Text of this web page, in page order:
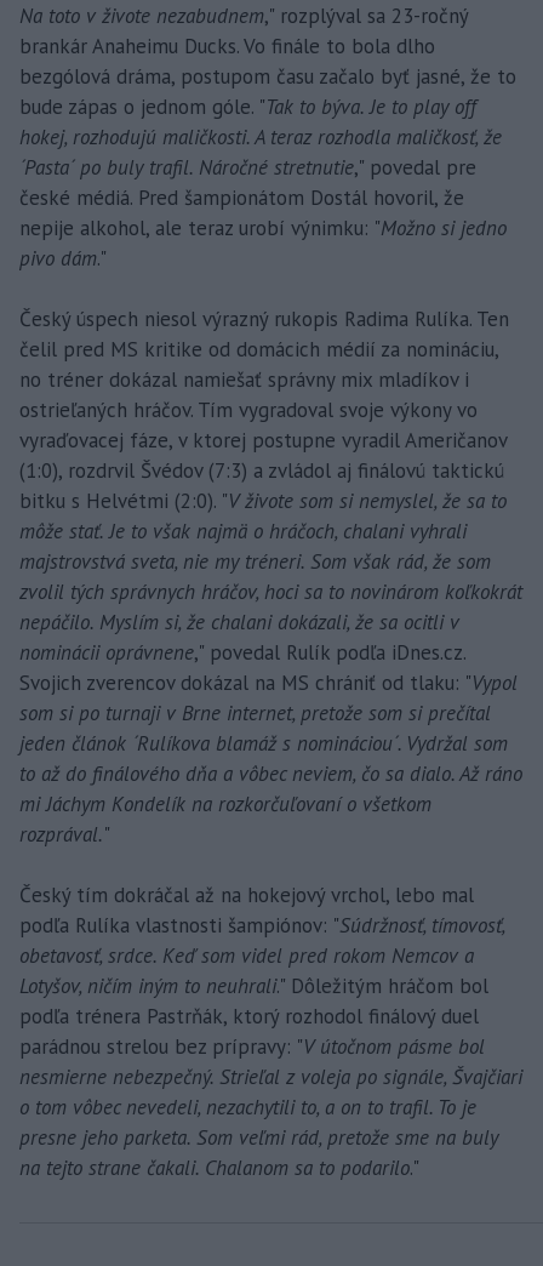
Na toto v živote nezabudnem," rozplýval sa 23-ročný
brankár Anaheimu Ducks. Vo finále to bola dlho
bezgólová dráma, postupom času začalo byť jasné, že to
bude zápas o jednom góle. "Tak to býva. Je to play off
hokej, rozhodujú maličkosti. A teraz rozhodla maličkosť, že
´Pasta´ po buly trafil. Náročné stretnutie," povedal pre
české médiá. Pred šampionátom Dostál hovoril, že
nepije alkohol, ale teraz urobí výnimku: "Možno si jedno
pivo dám."
Český úspech niesol výrazný rukopis Radima Rulíka. Ten
čelil pred MS kritike od domácich médií za nomináciu,
no tréner dokázal namiešať správny mix mladíkov i
ostrieľaných hráčov. Tím vygradoval svoje výkony vo
vyraďovacej fáze, v ktorej postupne vyradil Američanov
(1:0), rozdrvil Švédov (7:3) a zvládol aj finálovú taktickú
bitku s Helvétmi (2:0). "V živote som si nemyslel, že sa to
môže stať. Je to však najmä o hráčoch, chalani vyhrali
majstrovstvá sveta, nie my tréneri. Som však rád, že som
zvolil tých správnych hráčov, hoci sa to novinárom koľkokrát
nepáčilo. Myslím si, že chalani dokázali, že sa ocitli v
nominácii oprávnene," povedal Rulík podľa iDnes.cz.
Svojich zverencov dokázal na MS chrániť od tlaku: "Vypol
som si po turnaji v Brne internet, pretože som si prečítal
jeden článok ´Rulíkova blamáž s nomináciou´. Vydržal som
to až do finálového dňa a vôbec neviem, čo sa dialo. Až ráno
mi Jáchym Kondelík na rozkorčuľovaní o všetkom
rozprával."
Český tím dokráčal až na hokejový vrchol, lebo mal
podľa Rulíka vlastnosti šampiónov: "Súdržnosť, tímovosť,
obetavosť, srdce. Keď som videl pred rokom Nemcov a
Lotyšov, ničím iným to neuhrali." Dôležitým hráčom bol
podľa trénera Pastrňák, ktorý rozhodol finálový duel
parádnou strelou bez prípravy: "V útočnom pásme bol
nesmierne nebezpečný. Strieľal z voleja po signále, Švajčiari
o tom vôbec nevedeli, nezachytili to, a on to trafil. To je
presne jeho parketa. Som veľmi rád, pretože sme na buly
na tejto strane čakali. Chalanom sa to podarilo."